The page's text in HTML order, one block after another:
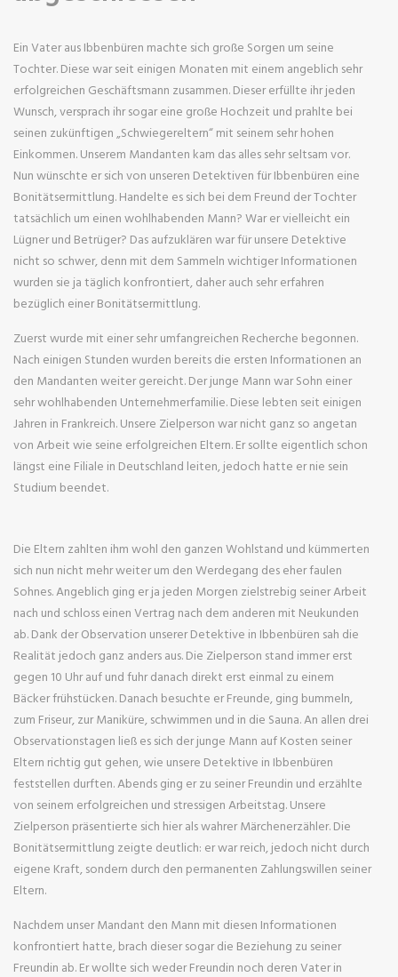
Ein Vater aus Ibbenbüren machte sich große Sorgen um seine
Tochter. Diese war seit einigen Monaten mit einem angeblich sehr
erfolgreichen Geschäftsmann zusammen. Dieser erfüllte ihr jeden
Wunsch, versprach ihr sogar eine große Hochzeit und prahlte bei
seinen zukünftigen „Schwiegereltern“ mit seinem sehr hohen
Einkommen. Unserem Mandanten kam das alles sehr seltsam vor.
Nun wünschte er sich von unseren Detektiven für Ibbenbüren eine
Bonitätsermittlung. Handelte es sich bei dem Freund der Tochter
tatsächlich um einen wohlhabenden Mann? War er vielleicht ein
Lügner und Betrüger? Das aufzuklären war für unsere Detektive
nicht so schwer, denn mit dem Sammeln wichtiger Informationen
wurden sie ja täglich konfrontiert, daher auch sehr erfahren
bezüglich einer Bonitätsermittlung.
Zuerst wurde mit einer sehr umfangreichen Recherche begonnen.
Nach einigen Stunden wurden bereits die ersten Informationen an
den Mandanten weiter gereicht. Der junge Mann war Sohn einer
sehr wohlhabenden Unternehmerfamilie. Diese lebten seit einigen
Jahren in Frankreich. Unsere Zielperson war nicht ganz so angetan
von Arbeit wie seine erfolgreichen Eltern. Er sollte eigentlich schon
längst eine Filiale in Deutschland leiten, jedoch hatte er nie sein
Studium beendet.
Die Eltern zahlten ihm wohl den ganzen Wohlstand und kümmerten
sich nun nicht mehr weiter um den Werdegang des eher faulen
Sohnes. Angeblich ging er ja jeden Morgen zielstrebig seiner Arbeit
nach und schloss einen Vertrag nach dem anderen mit Neukunden
ab. Dank der Observation unserer Detektive in Ibbenbüren sah die
Realität jedoch ganz anders aus. Die Zielperson stand immer erst
gegen 10 Uhr auf und fuhr danach direkt erst einmal zu einem
Bäcker frühstücken. Danach besuchte er Freunde, ging bummeln,
zum Friseur, zur Maniküre, schwimmen und in die Sauna. An allen drei
Observationstagen ließ es sich der junge Mann auf Kosten seiner
Eltern richtig gut gehen, wie unsere Detektive in Ibbenbüren
feststellen durften. Abends ging er zu seiner Freundin und erzählte
von seinem erfolgreichen und stressigen Arbeitstag. Unsere
Zielperson präsentierte sich hier als wahrer Märchenerzähler. Die
Bonitätsermittlung zeigte deutlich: er war reich, jedoch nicht durch
eigene Kraft, sondern durch den permanenten Zahlungswillen seiner
Eltern.
Nachdem unser Mandant den Mann mit diesen Informationen
konfrontiert hatte, brach dieser sogar die Beziehung zu seiner
Freundin ab. Er wollte sich weder Freundin noch deren Vater in